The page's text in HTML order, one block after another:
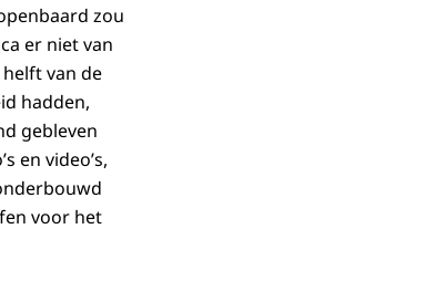
zou
er niet van
van de
hadden,
gebleven
en video’s,
voor het